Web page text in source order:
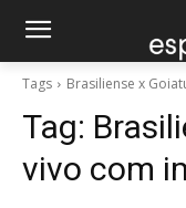
Tags Brasiliense x
Tag:
vivo com